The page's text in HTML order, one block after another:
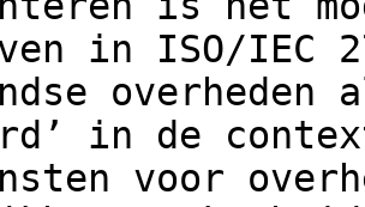
in ISO/IEC
in de
voor